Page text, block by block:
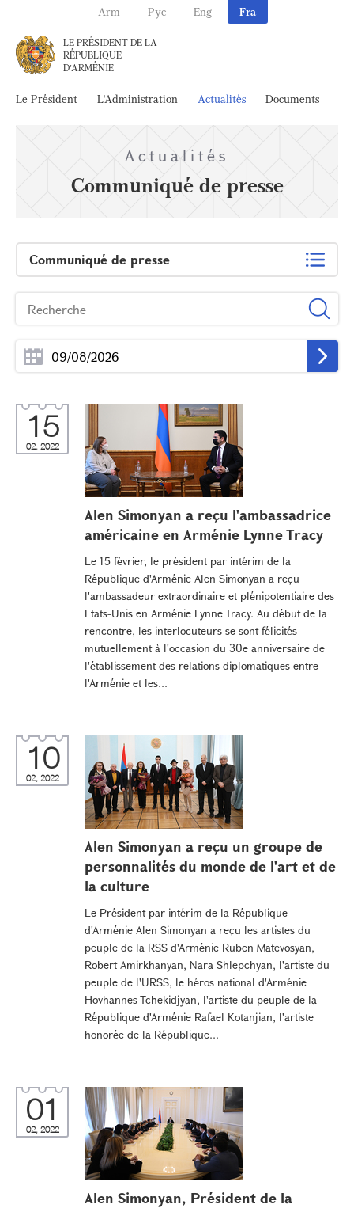
Arm Рус Eng Fra
LE PRÉSIDENT DE LA
RÉPUBLIQUE
D'ARMÉNIE
Le Président L'Administration Actualités Documents
Actualités
Communiqué de presse
Communiqué de presse
15
02, 2022
Alen Simonyan a reçu l'ambassadrice
américaine en Arménie Lynne Tracy
Le 15 février, le président par intérim de la
République d'Arménie Alen Simonyan a reçu
l'ambassadeur extraordinaire et plénipotentiaire des
Etats-Unis en Arménie Lynne Tracy. Au début de la
rencontre, les interlocuteurs se sont félicités
mutuellement à l'occasion du 30e anniversaire de
l'établissement des relations diplomatiques entre
l'Arménie et les...
10
02, 2022
Alen Simonyan a reçu un groupe de
personnalités du monde de l'art et de
la culture
Le Président par intérim de la République
d'Arménie Alen Simonyan a reçu les artistes du
peuple de la RSS d'Arménie Ruben Matevosyan,
Robert Amirkhanyan, Nara Shlepchyan, l'artiste du
peuple de l'URSS, le héros national d'Arménie
Hovhannes Tchekidjyan, l'artiste du peuple de la
République d'Arménie Rafael Kotanjian, l'artiste
honorée de la République...
01
02, 2022
Alen Simonyan, Président de la